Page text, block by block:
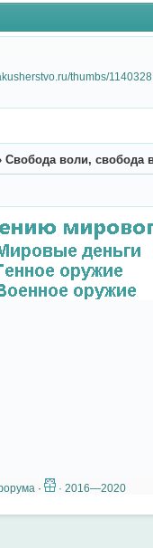
Свобода воли, свобода
· · 2016—2020